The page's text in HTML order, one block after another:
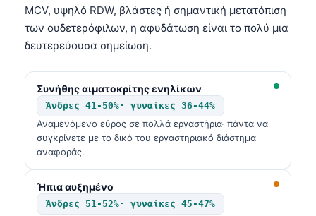
MCV, υψηλό RDW, βλάστες ή σημαντική μετατόπιση
των ουδετερόφιλων, η αφυδάτωση είναι το πολύ μια
δευτερεύουσα σημείωση.
Συνήθης αιματοκρίτης ενηλίκων
Άνδρες 41-50%· γυναίκες 36-44%
Αναμενόμενο εύρος σε πολλά εργαστήρια· πάντα να
συγκρίνετε με το δικό του εργαστηριακό διάστημα
αναφοράς.
Ήπια αυξημένο
Άνδρες 51-52%· γυναίκες 45-47%